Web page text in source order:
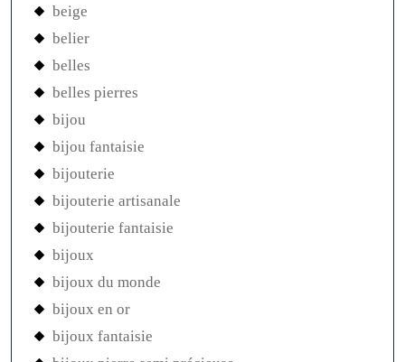
beige
belier
belles
belles pierres
bijou
bijou fantaisie
bijouterie
bijouterie artisanale
bijouterie fantaisie
bijoux
bijoux du monde
bijoux en or
bijoux fantaisie